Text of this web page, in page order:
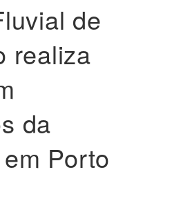
de
realiza
da
Porto